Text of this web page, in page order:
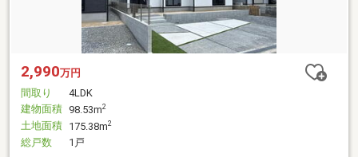
2,990万円
間取り
4LDK
建物面積 98.53m2
土地面積 175.38m2
総戸数
1戸